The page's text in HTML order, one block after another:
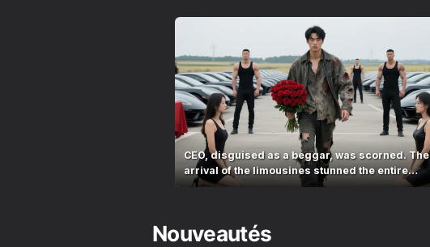
CEO, disguised as a beggar, was scorned. The
arrival of the limousines stunned the entire
village!
Nouveautés